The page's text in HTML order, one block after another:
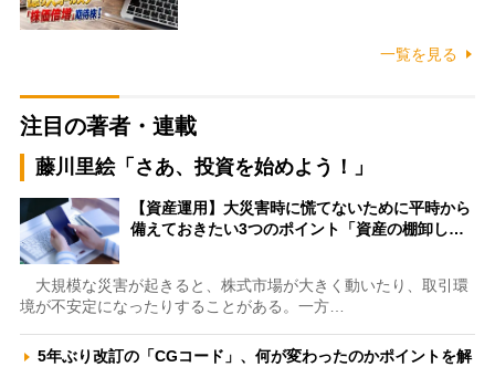
一覧を見る
注目の著者・連載
藤川里絵「さあ、投資を始めよう！」
【資産運用】大災害時に慌てないために平時から
備えておきたい3つのポイント「資産の棚卸し…
大規模な災害が起きると、株式市場が大きく動いたり、取引環
境が不安定になったりすることがある。一方…
5年ぶり改訂の「CGコード」、何が変わったのかポイントを解